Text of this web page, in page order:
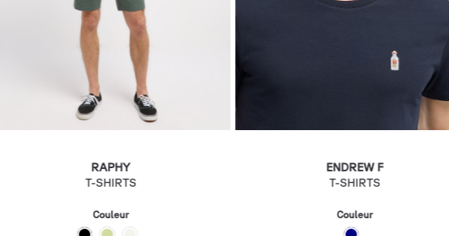
RAPHY
T-SHIRTS
Couleur
ENDREW F
T-SHIRTS
Couleur